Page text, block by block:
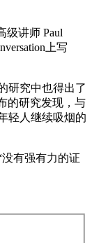
级讲师 Paul
上写
研究中也得出了
的研究发现，与
轻人继续吸烟的
有强有力的证